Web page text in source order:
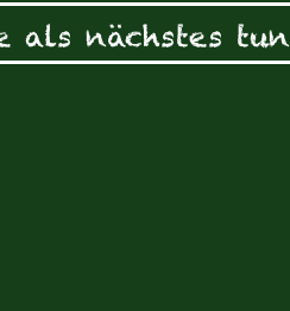
als nächstes